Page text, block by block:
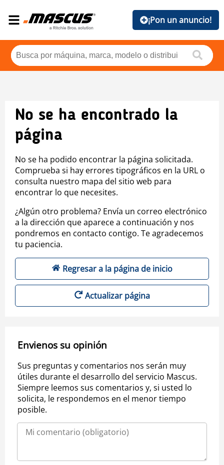
¡Pon un anuncio!
No se ha encontrado la
página
No se ha podido encontrar la página solicitada.
Comprueba si hay errores tipográficos en la URL o
consulta nuestro mapa del sitio web para
encontrar lo que necesites.
¿Algún otro problema? Envía un correo electrónico
a la dirección que aparece a continuación y nos
pondremos en contacto contigo. Te agradecemos
tu paciencia.
Regresar a la página de inicio
Actualizar página
Envienos su opinión
Sus preguntas y comentarios nos serán muy
útiles durante el desarrollo del servicio Mascus.
Siempre leemos sus comentarios y, si usted lo
solicita, le respondemos en el menor tiempo
posible.